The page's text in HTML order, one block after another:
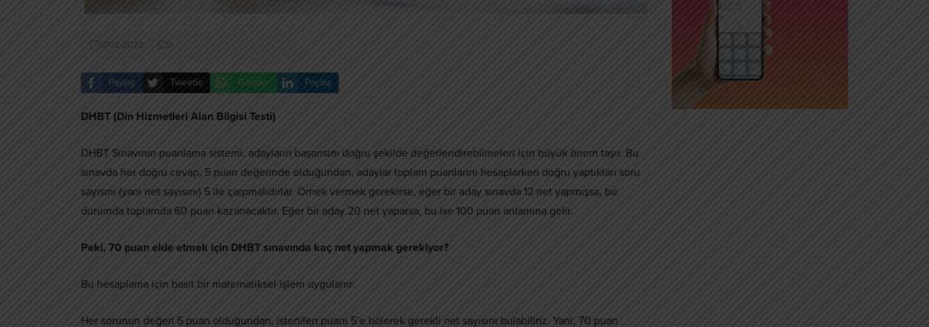
07.12.2023 0
Paylaş Tweetle Gönder Paylaş
DHBT (Din Hizmetleri Alan Bilgisi Testi)
DHBT Sınavının puanlama sistemi, adayların başarısını doğru şekilde değerlendirebilmeleri için büyük önem taşır. Bu
sınavda her doğru cevap, 5 puan değerinde olduğundan, adaylar toplam puanlarını hesaplarken doğru yaptıkları soru
sayısını (yani net sayısını) 5 ile çarpmalıdırlar. Örnek vermek gerekirse, eğer bir aday sınavda 12 net yapmışsa, bu
durumda toplamda 60 puan kazanacaktır. Eğer bir aday 20 net yaparsa, bu ise 100 puan anlamına gelir.
Peki, 70 puan elde etmek için DHBT sınavında kaç net yapmak gerekiyor?
Bu hesaplama için basit bir matematiksel işlem uygulanır:
Her sorunun değeri 5 puan olduğundan, istenilen puanı 5’e bölerek gerekli net sayısını bulabiliriz. Yani, 70 puan